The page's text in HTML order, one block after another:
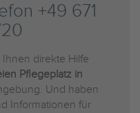
+49 671
direkte Hilfe
Pflegeplatz in
Und haben
Informationen für